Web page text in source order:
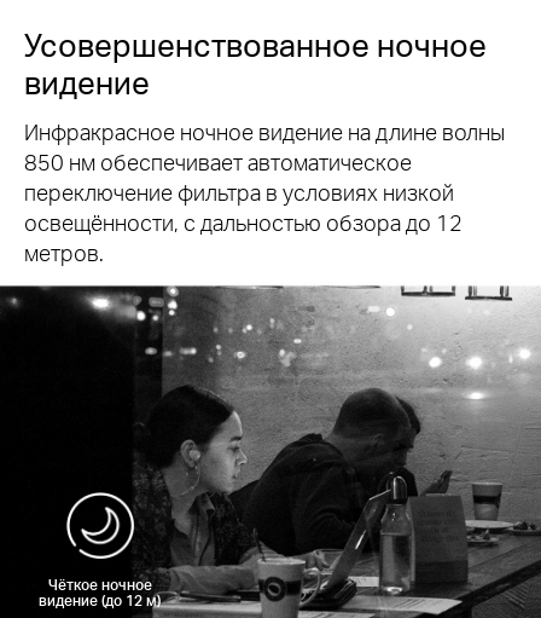
Усовершенствованное ночное
видение
Инфракрасное ночное видение на длине волны
850 нм обеспечивает автоматическое
переключение фильтра в условиях низкой
освещённости, с дальностью обзора до 12
метров.
Чёткое ночное
видение (до 12 м)